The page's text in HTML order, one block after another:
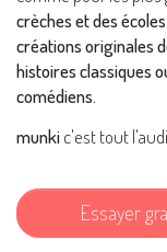
crèches et des
créations originales
histoires classiques
comédiens.
munkic'est tout
Essayer